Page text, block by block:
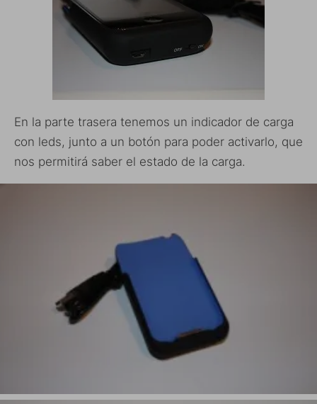
En la parte trasera tenemos un indicador de carga
con leds, junto a un botón para poder activarlo, que
nos permitirá saber el estado de la carga.